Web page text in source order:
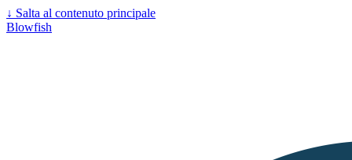
↓ Salta al contenuto principale
Blowfish